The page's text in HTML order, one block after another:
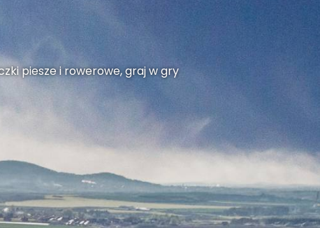
piesze i rowerowe, graj w gry